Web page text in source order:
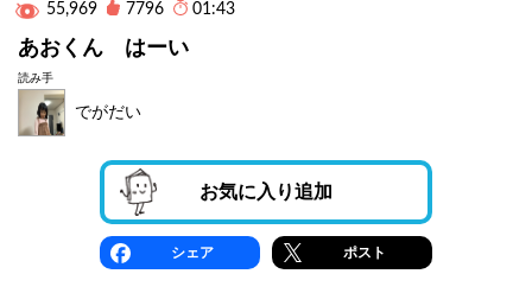
55,969
7796 01:43
あおくん はーい
読み手
でがだい
お気に入り追加
シェア ポスト